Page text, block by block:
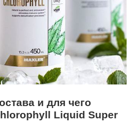
и для чего
Liquid Super